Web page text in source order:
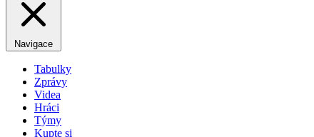
Navigace
Tabulky
Zprávy
Videa
Hráci
Týmy
Kupte si